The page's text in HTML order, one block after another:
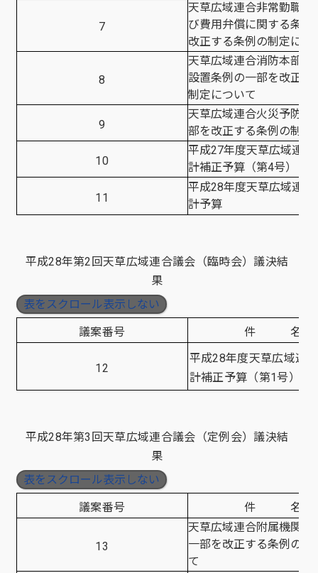
7
天草広域連合非常勤職員
び費用弁償に関する条例
改正する条例の制定につ
8
天草広域連合消防本部及
設置条例の一部を改正す
制定について
9
天草広域連合火災予防条
部を改正する条例の制定
10
平成27年度天草広域連合
計補正予算（第4号）
11
平成28年度天草広域連合
計予算
平成28年第2回天草広域連合議会（臨時会）議決結
果
表をスクロール表示しない
議案番号 件 名
12
平成28年度天草広域連
計補正予算（第1号）
平成28年第3回天草広域連合議会（定例会）議決結
果
表をスクロール表示しない
議案番号 件 名
13
天草広域連合附属機関設
一部を改正する条例の制
て